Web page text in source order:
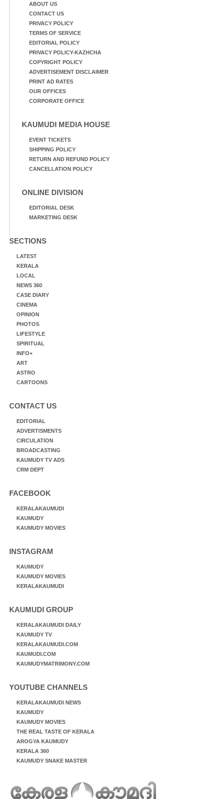
ABOUT US
CONTACT US
PRIVACY POLICY
TERMS OF SERVICE
EDITORIAL POLICY
PRIVACY POLICY-KAZHCHA
COPYRIGHT POLICY
ADVERTISEMENT DISCLAIMER
PRINT AD RATES
OUR OFFICES
CORPORATE OFFICE
KAUMUDI MEDIA HOUSE
EVENT TICKETS
SHIPPING POLICY
RETURN AND REFUND POLICY
CANCELLATION POLICY
ONLINE DIVISION
EDITORIAL DESK
MARKETING DESK
SECTIONS
LATEST
KERALA
LOCAL
NEWS 360
CASE DIARY
CINEMA
OPINION
PHOTOS
LIFESTYLE
SPIRITUAL
INFO+
ART
ASTRO
CARTOONS
CONTACT US
EDITORIAL
ADVERTISMENTS
CIRCULATION
BROADCASTING
KAUMUDY TV ADS
CRM DEPT
FACEBOOK
KERALAKAUMUDI
KAUMUDY
KAUMUDY MOVIES
INSTAGRAM
KAUMUDY
KAUMUDY MOVIES
KERALAKAUMUDI
KAUMUDI GROUP
KERALAKAUMUDI DAILY
KAUMUDY TV
KERALAKAUMUDI.COM
KAUMUDI.COM
KAUMUDYMATRIMONY.COM
YOUTUBE CHANNELS
KERALAKAUMUDI NEWS
KAUMUDY
KAUMUDY MOVIES
THE REAL TASTE OF KERALA
AROGYA KAUMUDY
KERALA 360
KAUMUDY SNAKE MASTER